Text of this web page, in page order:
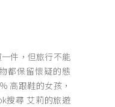
件，但旅行不能
都保留懷疑的態
高跟鞋的女孩，
搜尋 艾莉的旅遊